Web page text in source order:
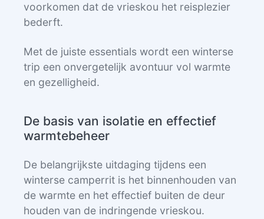
voorkomen dat de vrieskou het reisplezier
bederft.
Met de juiste essentials wordt een winterse
trip een onvergetelijk avontuur vol warmte
en gezelligheid.
De basis van isolatie en effectief
warmtebeheer
De belangrijkste uitdaging tijdens een
winterse camperrit is het binnenhouden van
de warmte en het effectief buiten de deur
houden van de indringende vrieskou.